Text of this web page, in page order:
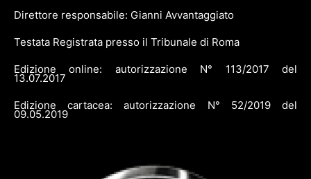
Direttore responsabile: Gianni Avvantaggiato
Testata Registrata presso il Tribunale di Roma
Edizione online: autorizzazione N° 113/2017 del
13.07.2017
Edizione cartacea: autorizzazione N° 52/2019 del
09.05.2019